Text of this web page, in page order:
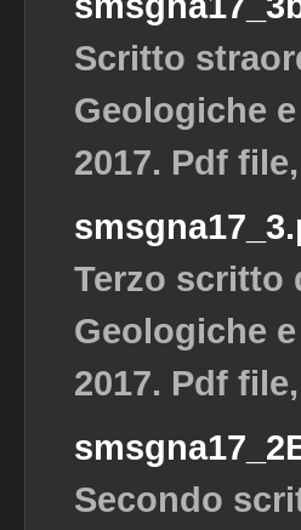
Scritto
Geologiche
2017. Pdf
Terzo scritto
Geologiche
2017. Pdf
Secondo